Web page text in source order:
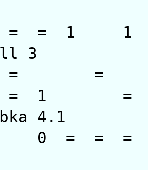
=
= =
3
1 =
4.1
= =